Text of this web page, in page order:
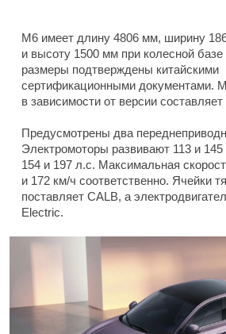
M6 имеет длину 4806 мм, ширину
и высоту 1500 мм при колесной
размеры подтверждены китайскими
сертификационными документами.
в зависимости от версии составляет
Предусмотрены два
Электромоторы развивают 113 и
154 и 197 л.с. Максимальная
и 172 км/ч соответственно. Ячейки
поставляет CALB, а
Electric.